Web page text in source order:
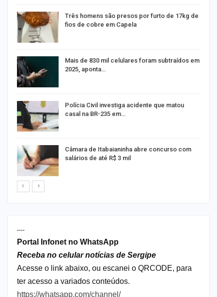
Três homens são presos por furto de 17kg de
fios de cobre em Capela
Mais de 830 mil celulares foram subtraídos em
2025, aponta…
Polícia Civil investiga acidente que matou
casal na BR-235 em…
Câmara de Itabaianinha abre concurso com
salários de até R$ 3 mil
----
Portal Infonet no WhatsApp
Receba no celular notícias de Sergipe
Acesse o link abaixo, ou escanei o QRCODE, para
ter acesso a variados conteúdos.
https://whatsapp.com/channel/